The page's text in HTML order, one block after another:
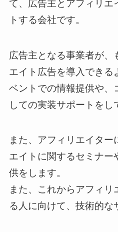
て、広告主とアフィリエ
トする会社です。
広告主となる事業者が、
エイト広告を導入できる
ベントでの情報提供や、
しての実装サポートをし
また、アフィリエイター
エイトに関するセミナー
供をします。
また、これからアフィリ
る人に向けて、技術的な